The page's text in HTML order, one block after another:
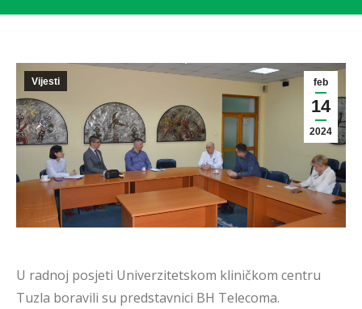
feb
14
2024
Vijesti
U radnoj posjeti Univerzitetskom kliničkom centru
Tuzla boravili su predstavnici BH Telecoma.